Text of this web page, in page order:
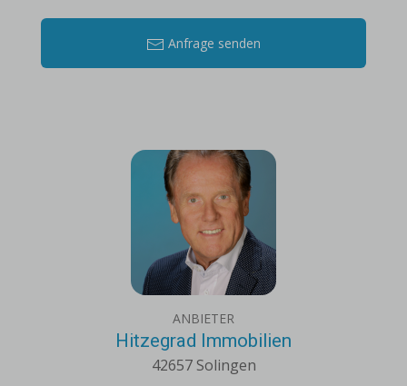
Anfrage senden
ANBIETER
Hitzegrad Immobilien
42657 Solingen